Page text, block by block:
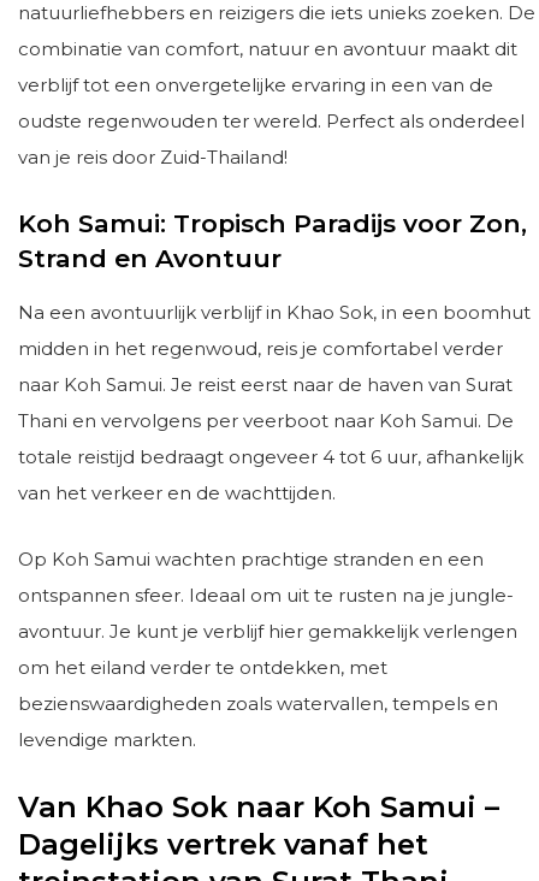
natuurliefhebbers en reizigers die iets unieks zoeken. De
combinatie van comfort, natuur en avontuur maakt dit
verblijf tot een onvergetelijke ervaring in een van de
oudste regenwouden ter wereld. Perfect als onderdeel
van je reis door Zuid-Thailand!
Koh Samui: Tropisch Paradijs voor Zon,
Strand en Avontuur
Na een avontuurlijk verblijf in Khao Sok, in een boomhut
midden in het regenwoud, reis je comfortabel verder
naar Koh Samui. Je reist eerst naar de haven van Surat
Thani en vervolgens per veerboot naar Koh Samui. De
totale reistijd bedraagt ongeveer 4 tot 6 uur, afhankelijk
van het verkeer en de wachttijden.
Op Koh Samui wachten prachtige stranden en een
ontspannen sfeer. Ideaal om uit te rusten na je jungle-
avontuur. Je kunt je verblijf hier gemakkelijk verlengen
om het eiland verder te ontdekken, met
bezienswaardigheden zoals watervallen, tempels en
levendige markten.
Van Khao Sok naar Koh Samui –
Dagelijks vertrek vanaf het